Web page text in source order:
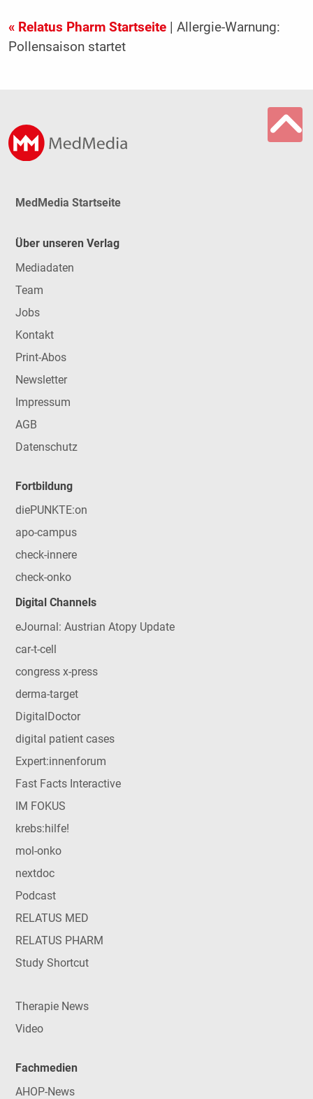
« Relatus Pharm Startseite| Allergie-Warnung:
Pollensaison startet
MedMedia Startseite
Über unseren Verlag
Mediadaten
Team
Jobs
Kontakt
Print-Abos
Newsletter
Impressum
AGB
Datenschutz
Fortbildung
diePUNKTE:on
apo-campus
check-innere
check-onko
Digital Channels
eJournal: Austrian Atopy Update
car-t-cell
congress x-press
derma-target
DigitalDoctor
digital patient cases
Expert:innenforum
Fast Facts Interactive
IM FOKUS
krebs:hilfe!
mol-onko
nextdoc
Podcast
RELATUS MED
RELATUS PHARM
Study Shortcut
Therapie News
Video
Fachmedien
AHOP-News